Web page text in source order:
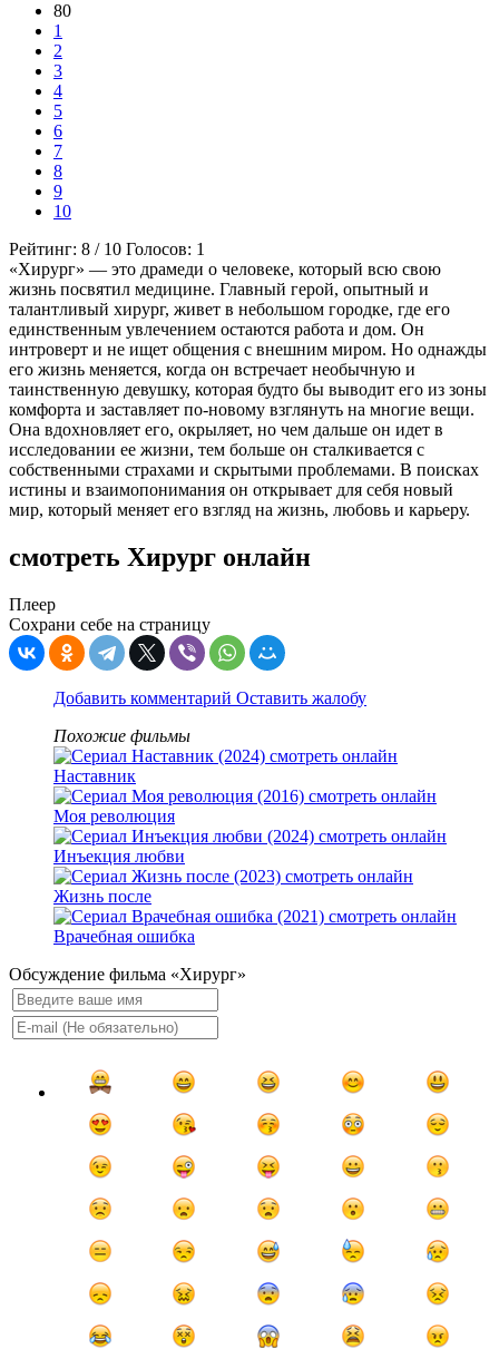
80
1
2
3
4
5
6
7
8
9
10
Рейтинг: 8 / 10 Голосов: 1
«Хирург» — это драмеди о человеке, который всю свою
жизнь посвятил медицине. Главный герой, опытный и
талантливый хирург, живет в небольшом городке, где его
единственным увлечением остаются работа и дом. Он
интроверт и не ищет общения с внешним миром. Но однажды
его жизнь меняется, когда он встречает необычную и
таинственную девушку, которая будто бы выводит его из зоны
комфорта и заставляет по-новому взглянуть на многие вещи.
Она вдохновляет его, окрыляет, но чем дальше он идет в
исследовании ее жизни, тем больше он сталкивается с
собственными страхами и скрытыми проблемами. В поисках
истины и взаимопонимания он открывает для себя новый
мир, который меняет его взгляд на жизнь, любовь и карьеру.
смотреть Хирург онлайн
Плеер
Сохрани себе на страницу
Добавить комментарий Оставить жалобу
Похожие фильмы
Наставник
Моя революция
Инъекция любви
Жизнь после
Врачебная ошибка
Обсуждение фильма «Хирург»